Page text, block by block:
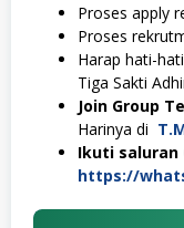
Proses apply
Proses
Harap hati-
Tiga Sakti
Join Group
Harinya di
Ikuti saluran
https://